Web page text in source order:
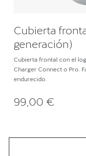
Cubierta
generación)
Cubierta frontal con el
Charger Connect o Pro.
endurecido.
99,00 €